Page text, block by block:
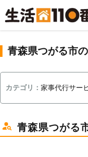
青森県つがる市
カテゴリ： 家事代行サー
青森県つがる